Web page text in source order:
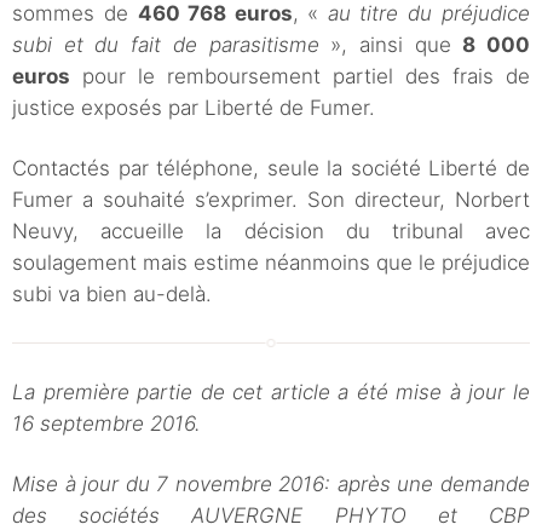
sommes de 460 768 euros, « au titre du préjudice
subi et du fait de parasitisme », ainsi que 8 000
euros pour le remboursement partiel des frais de
justice exposés par Liberté de Fumer.
Contactés par téléphone, seule la société Liberté de
Fumer a souhaité s’exprimer. Son directeur, Norbert
Neuvy, accueille la décision du tribunal avec
soulagement mais estime néanmoins que le préjudice
subi va bien au-delà.
La première partie de cet article a été mise à jour le
16 septembre 2016.
Mise à jour du 7 novembre 2016: après une demande
des sociétés AUVERGNE PHYTO et CBP